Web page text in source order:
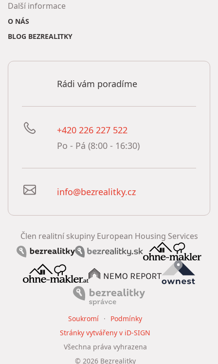
Další informace
O NÁS
BLOG BEZREALITKY
Rádi vám poradíme
+420 226 227 522
Po - Pá (8:00 - 16:30)
info@bezrealitky.cz
Člen realitní skupiny European Housing Services
© 2026Bezrealitky
Všechna práva vyhrazena
Soukromí
Podmínky
Stránky vytvářeny v iD-SIGN